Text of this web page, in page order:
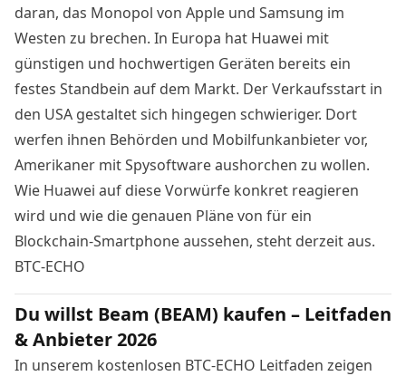
daran, das Monopol von Apple und Samsung im
Westen zu brechen. In Europa hat Huawei mit
günstigen und hochwertigen Geräten bereits ein
festes Standbein auf dem Markt. Der Verkaufsstart in
den USA gestaltet sich hingegen schwieriger. Dort
werfen ihnen Behörden und Mobilfunkanbieter vor,
Amerikaner mit Spysoftware aushorchen zu wollen.
Wie Huawei auf diese Vorwürfe konkret reagieren
wird und wie die genauen Pläne von für ein
Blockchain-Smartphone aussehen, steht derzeit aus.
BTC-ECHO
Du willst Beam (BEAM) kaufen – Leitfaden
& Anbieter 2026
In unserem kostenlosen BTC-ECHO Leitfaden zeigen